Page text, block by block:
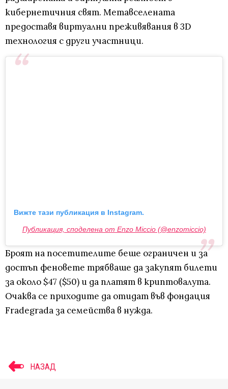
кибернетичния свят. Метавселената
предоставя виртуални преживявания в 3D
технология с други участници.
Вижте тази публикация в Instagram.
Публикация, споделена от Enzo Miccio (@enzomiccio)
Броят на посетителите беше ограничен и за
достъп феновете трябваше да закупят билети
за около $47 ($50) и да платят в криптовалута.
Очаква се приходите да отидат във фондация
Fradegrada за семейства в нужда.
НАЗАД